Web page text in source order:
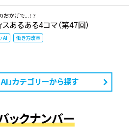
おかげで...！？
スあるある4コマ（第47回）
AI 働き方改革
AI」カテゴリーから探す
ックナンバー